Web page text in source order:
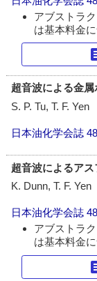
アブストラ
は基本料金に
超音波による金
S. P. Tu, T. F. Yen
日本油化学会誌
超音波によるア
K. Dunn, T. F. Yen
日本油化学会誌
アブストラ
は基本料金に